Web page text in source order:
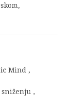
Mind ,
sniženju ,